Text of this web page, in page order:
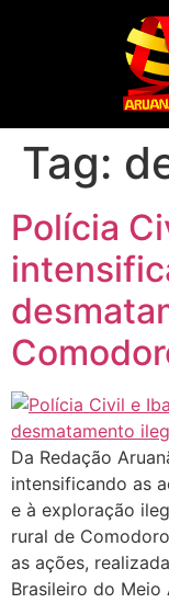
Tag:
Polícia
Da Redação
intensificando as
e à exploração
rural de
as ações,
Brasileiro do Meio